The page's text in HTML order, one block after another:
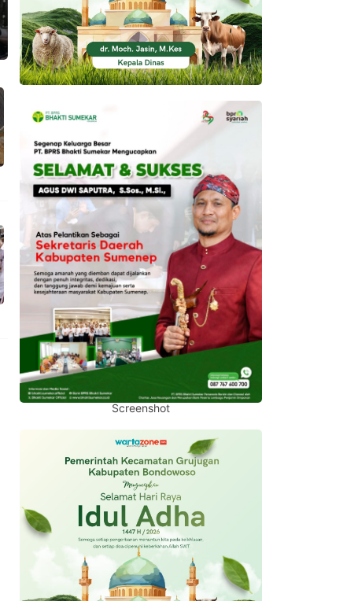
Screenshot